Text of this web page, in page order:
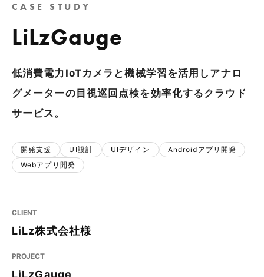
CASE STUDY
LiLzGauge
低消費電力IoTカメラと機械学習を活用しアナロ
グメーターの目視巡回点検を効率化するクラウド
サービス。
開発支援 UI設計 UIデザイン
Androidアプリ開発
Webアプリ開発
CLIENT
LiLz株式会社様
PROJECT
LiLzGauge